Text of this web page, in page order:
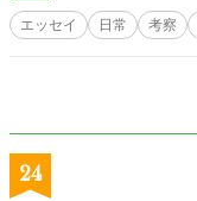
エッセイ 日常 考察
24